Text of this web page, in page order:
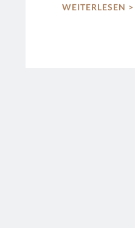
WEITERLESEN >